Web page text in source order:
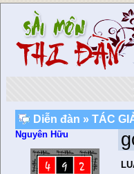
Diễn đàn »TÁC
Nguyên Hữu